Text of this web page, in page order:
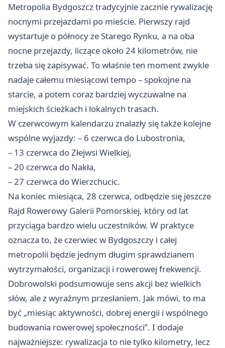
Metropolia Bydgoszcz tradycyjnie zacznie rywalizację
nocnymi przejazdami po mieście. Pierwszy rajd
wystartuje o północy ze Starego Rynku, a na oba
nocne przejazdy, liczące około 24 kilometrów, nie
trzeba się zapisywać. To właśnie ten moment zwykle
nadaje całemu miesiącowi tempo – spokojne na
starcie, a potem coraz bardziej wyczuwalne na
miejskich ścieżkach i lokalnych trasach.
W czerwcowym kalendarzu znalazły się także kolejne
wspólne wyjazdy: – 6 czerwca do Lubostronia,
– 13 czerwca do Złejwsi Wielkiej,
– 20 czerwca do Nakła,
– 27 czerwca do Wierzchucic.
Na koniec miesiąca, 28 czerwca, odbędzie się jeszcze
Rajd Rowerowy Galerii Pomorskiej, który od lat
przyciąga bardzo wielu uczestników. W praktyce
oznacza to, że czerwiec w Bydgoszczy i całej
metropolii będzie jednym długim sprawdzianem
wytrzymałości, organizacji i rowerowej frekwencji.
Dobrowolski podsumowuje sens akcji bez wielkich
słów, ale z wyraźnym przesłaniem. Jak mówi, to ma
być „miesiąc aktywności, dobrej energii i wspólnego
budowania rowerowej społeczności”. I dodaje
najważniejsze: rywalizacja to nie tylko kilometry, lecz